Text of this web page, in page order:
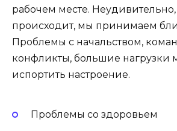
рабочем месте. Неудивительно,
происходит, мы принимаем
Проблемы с начальством,
конфликты, большие нагрузки
испортить настроение.
Проблемы со здоровьем